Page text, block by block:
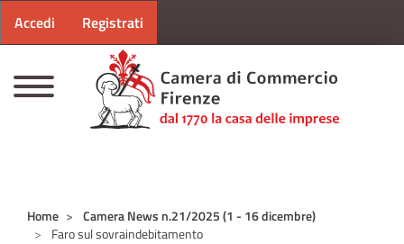
Menu profilo utente
Accedi Registrati
Home
Camera News n.21/2025 (1 - 16 dicembre)
Faro sul sovraindebitamento